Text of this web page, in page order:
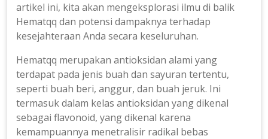
artikel ini, kita akan mengeksplorasi ilmu di balik
Hematqq dan potensi dampaknya terhadap
kesejahteraan Anda secara keseluruhan.
Hematqq merupakan antioksidan alami yang
terdapat pada jenis buah dan sayuran tertentu,
seperti buah beri, anggur, dan buah jeruk. Ini
termasuk dalam kelas antioksidan yang dikenal
sebagai flavonoid, yang dikenal karena
kemampuannya menetralisir radikal bebas